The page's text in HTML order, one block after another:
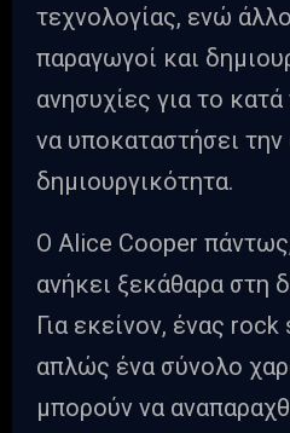
τεχνολογίας, ενώ
παραγωγοί και
ανησυχίες για το
να υποκαταστήσει
δημιουργικότητα.
Ο Alice Cooper
ανήκει ξεκάθαρα στη
Για εκείνον, ένας rock
απλώς ένα σύνολο
μπορούν να